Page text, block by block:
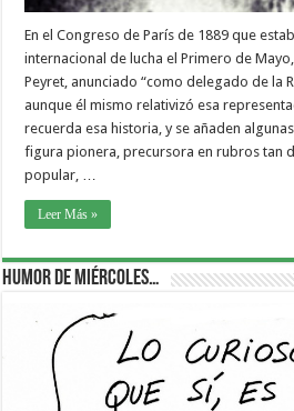
En el Congreso de París de 1889 que
internacional de lucha el Primero de
Peyret, anunciado “como delegado de la
aunque él mismo relativizó esa
recuerda esa historia, y se añaden
figura pionera, precursora en rubros tan
popular, …
Leer Más »
Humor de Miércoles…